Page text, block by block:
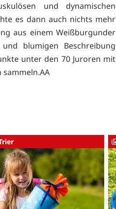
und dynamischen
es dann auch nichts mehr
aus einem Weißburgunder
blumigen Beschreibung
unter den 70 Juroren mit